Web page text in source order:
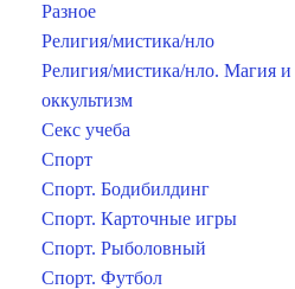
Разное
Религия/мистика/нло
Религия/мистика/нло. Магия и
оккультизм
Секс учеба
Спорт
Спорт. Бодибилдинг
Спорт. Карточные игры
Спорт. Рыболовный
Спорт. Футбол